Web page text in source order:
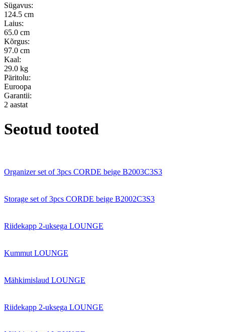
Sügavus:
124.5 cm
Laius:
65.0 cm
Kõrgus:
97.0 cm
Kaal:
29.0 kg
Päritolu:
Euroopa
Garantii:
2 aastat
Seotud tooted
Organizer set of 3pcs CORDE beige B2003C3S3
Storage set of 3pcs CORDE beige B2002C3S3
Riidekapp 2-uksega LOUNGE
Kummut LOUNGE
Mähkimislaud LOUNGE
Riidekapp 2-uksega LOUNGE